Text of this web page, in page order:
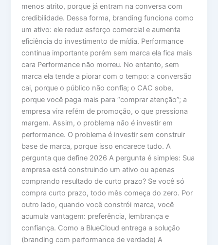
menos atrito, porque já entram na conversa com
credibilidade. Dessa forma, branding funciona como
um ativo: ele reduz esforço comercial e aumenta
eficiência do investimento de mídia. Performance
continua importante porém sem marca ela fica mais
cara Performance não morreu. No entanto, sem
marca ela tende a piorar com o tempo: a conversão
cai, porque o público não confia; o CAC sobe,
porque você paga mais para “comprar atenção”; a
empresa vira refém de promoção, o que pressiona
margem. Assim, o problema não é investir em
performance. O problema é investir sem construir
base de marca, porque isso encarece tudo. A
pergunta que define 2026 A pergunta é simples: Sua
empresa está construindo um ativo ou apenas
comprando resultado de curto prazo? Se você só
compra curto prazo, todo mês começa do zero. Por
outro lado, quando você constrói marca, você
acumula vantagem: preferência, lembrança e
confiança. Como a BlueCloud entrega a solução
(branding com performance de verdade) A